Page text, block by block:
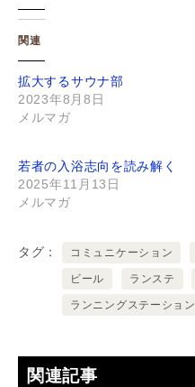
関連
拡大するサウナ部
2023年8月8日
メルマガ
若者の入浴志向を読み解く
2025年11月13日
メルマガ
タグ コミュニケーション
ビール ランステ
ランニングステーション
関連記事